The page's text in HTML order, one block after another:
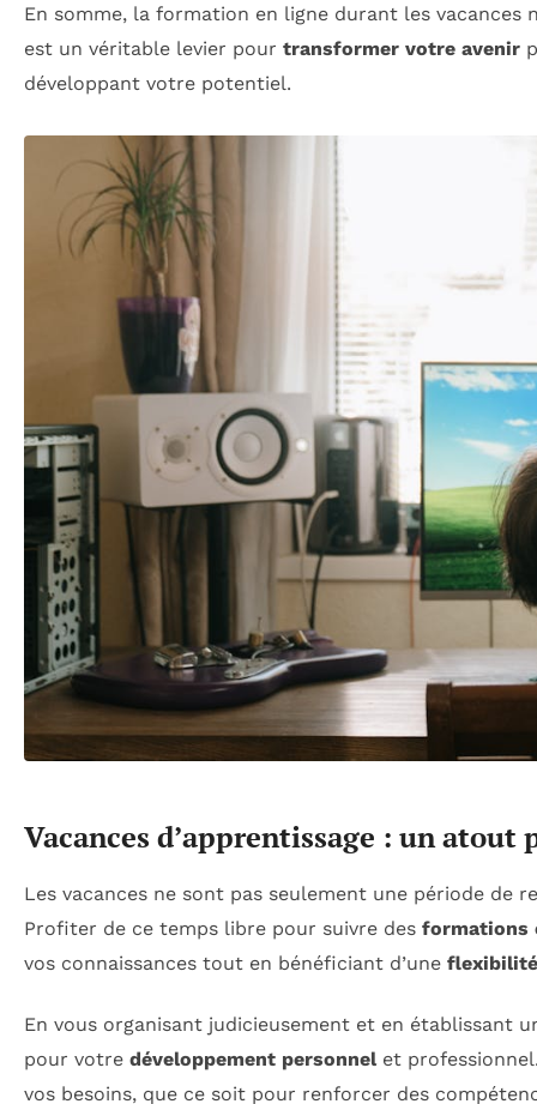
En somme, la formation en ligne durant les vacances
est un véritable levier pour transformer votre avenir
développant votre potentiel.
Vacances d’apprentissage : un
Les vacances ne sont pas seulement une période de
Profiter de ce temps libre pour suivre des formations
vos connaissances tout en bénéficiant d’une flexibilité
En vous organisant judicieusement et en établissant
pour votre développement personnelet
vos besoins, que ce soit pour renforcer des